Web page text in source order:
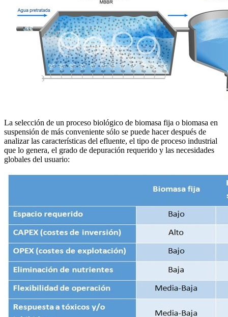
La selección de un proceso biológico de biomasa fija o biomasa en
suspensión de más conveniente sólo se puede hacer después de
analizar las características del efluente, el tipo de proceso industrial
que lo genera, el grado de depuración requerido y las necesidades
globales del usuario: